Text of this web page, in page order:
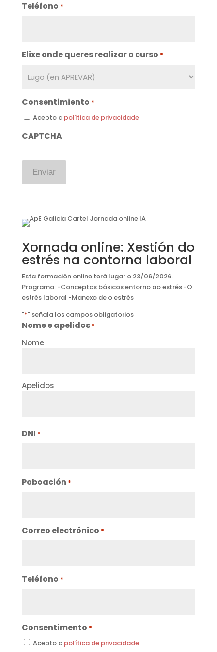
Teléfono *
Elixe onde queres realizar o curso *
Consentimiento *
Acepto a política de privacidade
CAPTCHA
Xornada online: Xestión do
estrés na contorna laboral
Esta formación online terá lugar o 23/06/2026.
Programa: -Conceptos básicos entorno ao estrés -O
estrés laboral -Manexo de o estrés
"*" señala los campos obligatorios
Nome e apelidos *
Nome
Apelidos
DNI *
Poboación *
Correo electrónico *
Teléfono *
Consentimento *
Acepto a política de privacidade